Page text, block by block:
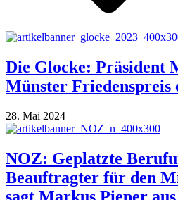
Die Glocke: Präsident
Münster Friedenspreis
28. Mai 2024
NOZ: Geplatzte
Beauftragter für den
sagt Markus Pieper